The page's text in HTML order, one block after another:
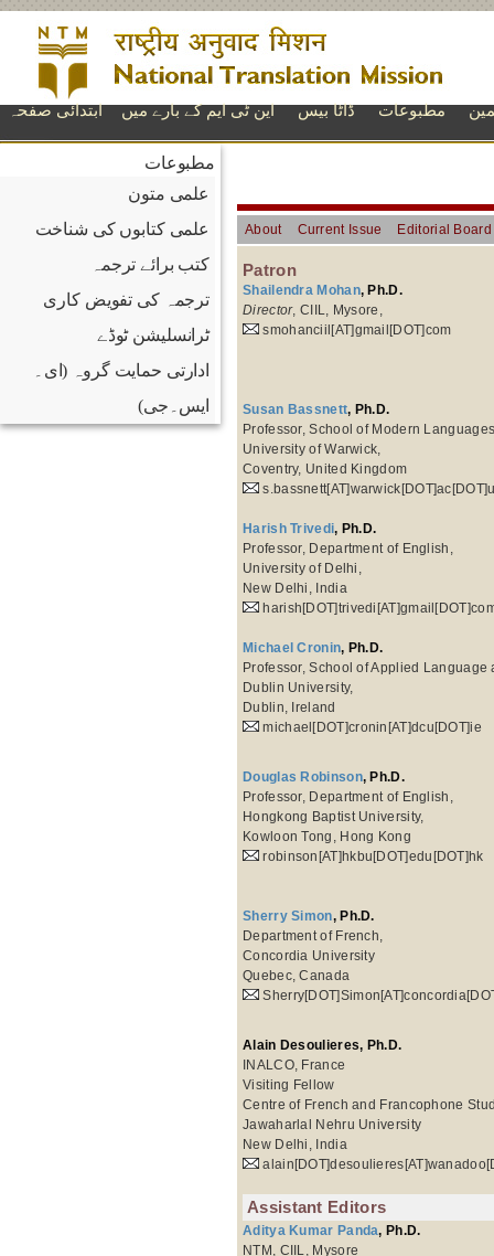
ابتدائی صفحہ این ٹی ایم کے بارے میں ڈاٹا بیس مطبوعات
مطبوعات
علمی متون
علمی کتابوں کی شناخت
کتب برائے ترجمہ
ترجمہ کی تفویض کاری
ٹرانسلیشن ٹوڈے
ادارتی حمایت گروہ (ای۔
ایس۔جی)
About Current Issue Editorial Board
Patron
Shailendra Mohan, Ph.D.
Director, CIIL, Mysore,
smohanciil[AT]gmail[DOT]com
Susan Bassnett, Ph.D.
Professor, School of Modern
University of Warwick,
Coventry, United Kingdom
Harish Trivedi, Ph.D.
Professor, Department of English,
University of Delhi,
New Delhi, India
Michael Cronin, Ph.D.
Professor, School of Applied
Dublin University,
Dublin, Ireland
michael[DOT]cronin[AT]dcu[DOT]ie
Douglas Robinson, Ph.D.
Professor, Department of English,
Hongkong Baptist University,
Kowloon Tong, Hong Kong
robinson[AT]hkbu[DOT]edu[DOT]hk
Sherry Simon, Ph.D.
Department of French,
Concordia University
Quebec, Canada
Alain Desoulieres, Ph.D.
INALCO, France
Visiting Fellow
Centre of French and Francophone
Jawaharlal Nehru University
New Delhi, India
Assistant Editors
Aditya Kumar Panda, Ph.D.
NTM, CIIL, Mysore